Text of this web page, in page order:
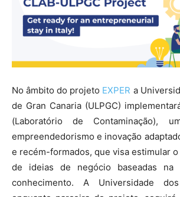
No âmbito do projeto EXPER a
de Gran Canaria (ULPGC)
(Laboratório de Contaminação),
empreendedorismo e inovação
e recém-formados, que visa estimular
de ideias de negócio baseadas na
conhecimento. A Universidade